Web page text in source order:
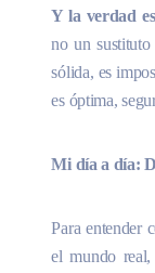
Y la verdad
no un
sólida, es
es óptima,
Mi día a día:
Para entender
el mundo